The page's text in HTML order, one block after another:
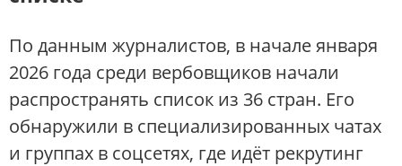
По данным журналистов, в начале января
2026 года среди вербовщиков начали
распространять список из 36 стран. Его
обнаружили в специализированных чатах
и группах в соцсетях, где идёт рекрутинг